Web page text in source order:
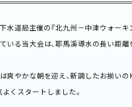
水道局主催の『北九州－中津ウォー
いる当大会は、耶馬溪導水の長い距
爽やかな朝を迎え、新調したお揃いの
くスタートしました。